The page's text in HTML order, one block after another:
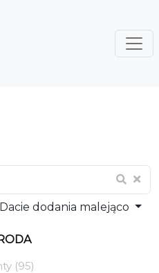
Dacie dodania malejąco
(95)